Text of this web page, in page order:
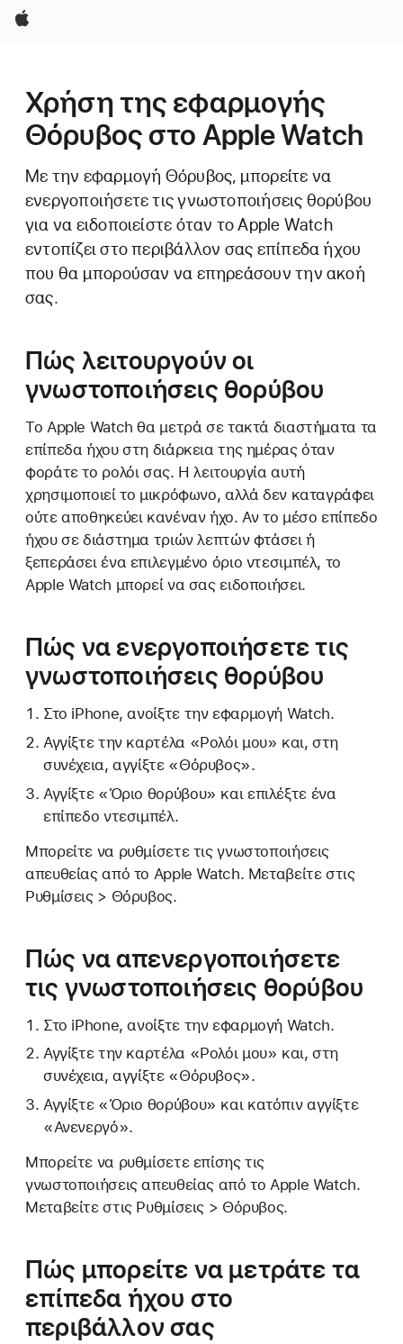
Apple
Χρήση της εφαρμογής
Θόρυβος στο Apple Watch
Με την εφαρμογή Θόρυβος, μπορείτε να
ενεργοποιήσετε τις γνωστοποιήσεις θορύβου
για να ειδοποιείστε όταν το Apple Watch
εντοπίζει στο περιβάλλον σας επίπεδα ήχου
που θα μπορούσαν να επηρεάσουν την ακοή
σας.
Πώς λειτουργούν οι
γνωστοποιήσεις θορύβου
Το Apple Watch θα μετρά σε τακτά διαστήματα τα
επίπεδα ήχου στη διάρκεια της ημέρας όταν
φοράτε το ρολόι σας. Η λειτουργία αυτή
χρησιμοποιεί το μικρόφωνο, αλλά δεν καταγράφει
ούτε αποθηκεύει κανέναν ήχο. Αν το μέσο επίπεδο
ήχου σε διάστημα τριών λεπτών φτάσει ή
ξεπεράσει ένα επιλεγμένο όριο ντεσιμπέλ, το
Apple Watch μπορεί να σας ειδοποιήσει.
Πώς να ενεργοποιήσετε τις
γνωστοποιήσεις θορύβου
Στο iPhone, ανοίξτε την εφαρμογή Watch.
Αγγίξτε την καρτέλα «Ρολόι μου» και, στη
συνέχεια, αγγίξτε «Θόρυβος».
Αγγίξτε «Όριο θορύβου» και επιλέξτε ένα
επίπεδο ντεσιμπέλ.
Μπορείτε να ρυθμίσετε τις γνωστοποιήσεις
απευθείας από το Apple Watch. Μεταβείτε στις
Ρυθμίσεις > Θόρυβος.
Πώς να απενεργοποιήσετε
τις γνωστοποιήσεις θορύβου
Στο iPhone, ανοίξτε την εφαρμογή Watch.
Αγγίξτε την καρτέλα «Ρολόι μου» και, στη
συνέχεια, αγγίξτε «Θόρυβος».
Αγγίξτε «Όριο θορύβου» και κατόπιν αγγίξτε
«Ανενεργό».
Μπορείτε να ρυθμίσετε επίσης τις
γνωστοποιήσεις απευθείας από το Apple Watch.
Μεταβείτε στις Ρυθμίσεις > Θόρυβος.
Πώς μπορείτε να μετράτε τα
επίπεδα ήχου στο
περιβάλλον σας